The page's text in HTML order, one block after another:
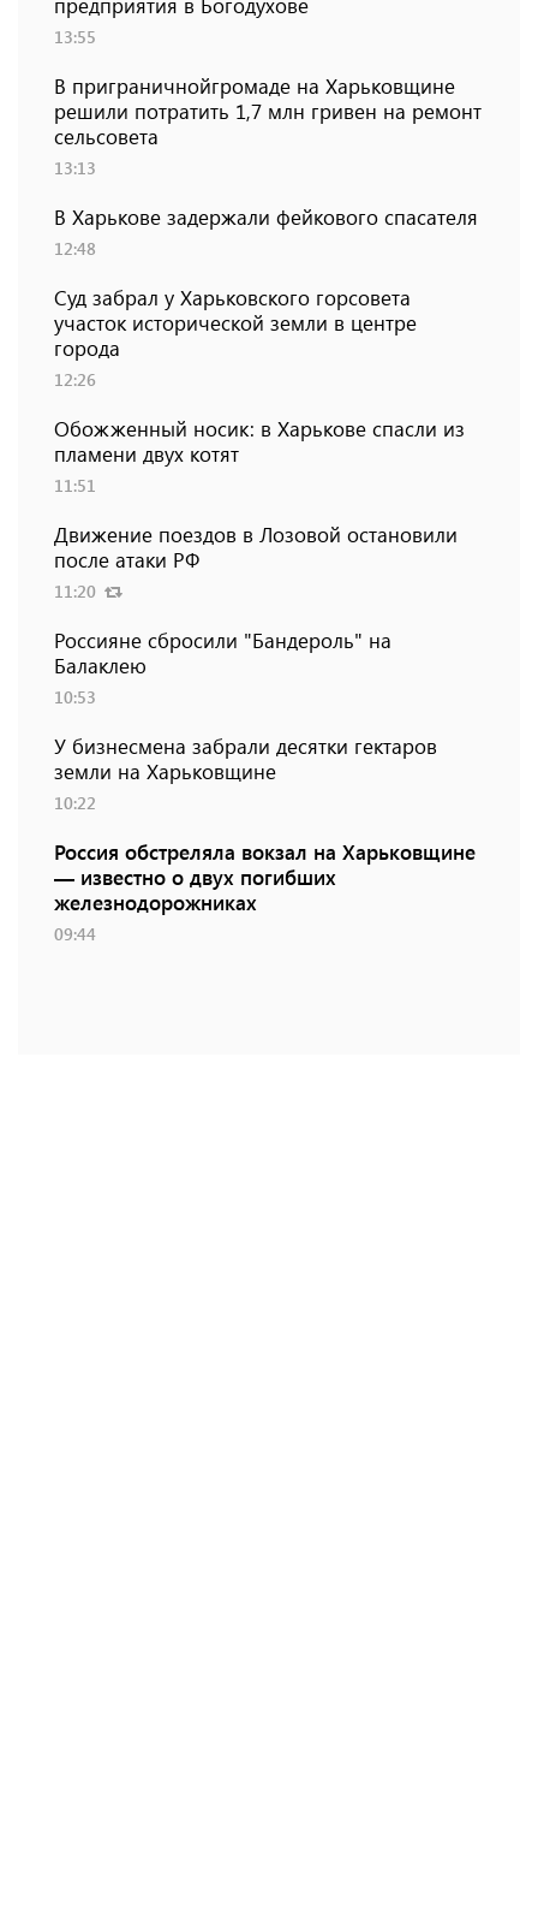
13:55
В приграничнойгромаде на Харьковщине
решили потратить 1,7 млн ​​гривен на ремонт
сельсовета
13:13
В Харькове задержали фейкового спасателя
12:48
Суд забрал у Харьковского горсовета
участок исторической земли в центре
города
12:26
Обожженный носик: в Харькове спасли из
пламени двух котят
11:51
Движение поездов в Лозовой остановили
после атаки РФ
11:20
Россияне сбросили "Бандероль" на
Балаклею
10:53
У бизнесмена забрали десятки гектаров
земли на Харьковщине
10:22
Россия обстреляла вокзал на Харьковщине
— известно о двух погибших
железнодорожниках
09:44